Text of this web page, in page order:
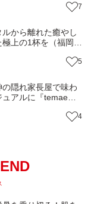
7
ルから離れた癒やし
上の1杯を（福岡・
5
の隠れ家長屋で味わ
アルに『temae』
4